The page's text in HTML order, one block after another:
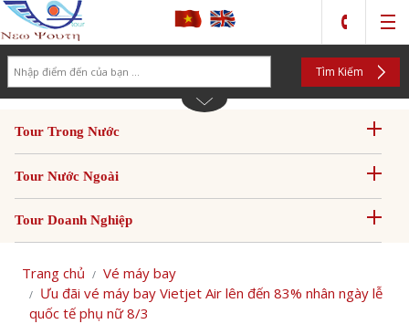
Tìm Kiếm
Tour Trong Nước
Tour Nước Ngoài
Tour Doanh Nghiệp
Trang chủ
Vé máy bay
Ưu đãi vé máy bay Vietjet Air lên đến 83% nhân ngày lễ
quốc tế phụ nữ 8/3